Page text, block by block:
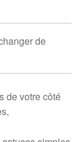
de
de votre côté